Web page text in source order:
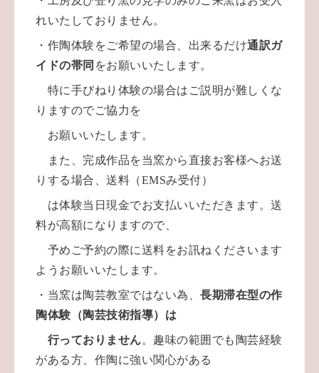
れいたしておりません。
・作陶体験をご希望の場合、出来るだけ通訳ガ
イドの帯同 をお願いいたします。
特に手びねり体験の場合はご説明が難しくな
りますのでご協力を
お願いいたします。
また、完成作品を当窯から直接お客様へお送
りする場合、送料（EMSみ受付）
は体験当日現金でお支払いいただきます。 送
料が高額になりますので、
予めご予約の際に送料をお訊ねくださいます
よう お願いいたします。
・当窯は陶芸教室ではない為、 長期滞在型の作
陶体験（陶芸技術指導）は
行っておりません。 趣味の範囲でも陶芸経験
がある方、作陶に強い関心がある